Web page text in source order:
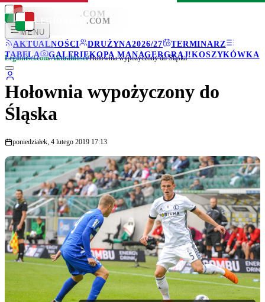
LEGIONISCI .COM
MENU
AKTUALNOŚCI
DRUŻYNA2026/27
TERMINARZ
TABELA
GALERIEKOPA MANAGERGRAJ!KOSZYKÓWKA
LEGIONISCI .COM
Legionisci.com/Aktualności/Hołownia wypożyczony do Śląska
Hołownia wypożyczony do
Śląska
poniedziałek, 4 lutego 2019 17:13